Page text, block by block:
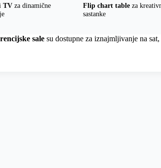
TV za dinamične
Flip chart table za
sastanke
sale su dostupne za iznajmljivanje na